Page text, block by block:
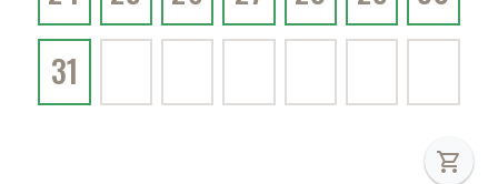
shopping_cart
31